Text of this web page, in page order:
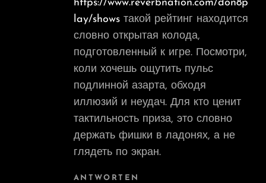
https://www.reverbnation.com/don8p
lay/showsтакой рейтинг находится
словно открытая колода,
подготовленный к игре. Посмотри,
коли хочешь ощутить пульс
подлинной азарта, обходя
иллюзий и неудач. Для кто ценит
тактильность приза, это словно
держать фишки в ладонях, а не
глядеть по экран.
ANTWORTEN